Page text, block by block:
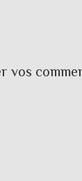
vos